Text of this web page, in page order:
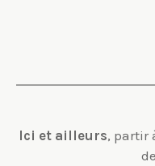
Ici et ailleurs, partir